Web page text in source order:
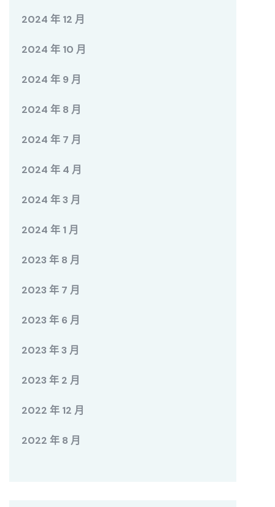
2024 年 12 月
2024 年 10 月
2024 年 9 月
2024 年 8 月
2024 年 7 月
2024 年 4 月
2024 年 3 月
2024 年 1 月
2023 年 8 月
2023 年 7 月
2023 年 6 月
2023 年 3 月
2023 年 2 月
2022 年 12 月
2022 年 8 月